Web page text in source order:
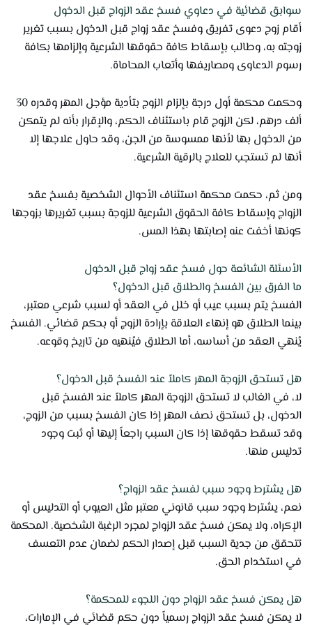
سوابق قضائية في دعاوي فسخ عقد الزواج قبل الدخول
أقام زوج دعوى تفريق وفسخ عقد زواج قبل الدخول بسبب تغرير
زوجته به، وطالب بإسقاط كافة حقوقها الشرعية وإلزامها بكافة
رسوم الدعاوى ومصاريفها وأتعاب المحاماة.
وحكمت محكمة أول درجة بإلزام الزوج بتأدية مؤجل المهر وقدره 30
ألف درهم، لكن الزوج قام باستئناف الحكم، والإقرار بأنه لم يتمكن
من الدخول بها لأنها ممسوسة من الجن، وقد حاول علاجها إلا
أنها لم تستجب للعلاج بالرقية الشرعية.
ومن ثم، حكمت محكمة استئناف الأحوال الشخصية بفسخ عقد
الزواج وإسقاط كافة الحقوق الشرعية للزوجة بسبب تغريرها بزوجها
كونها أخفت عنه إصابتها بهذا المس.
الأسئلة الشائعة حول فسخ عقد زواج قبل الدخول
ما الفرق بين الفسخ والطلاق قبل الدخول؟
الفسخ يتم بسبب عيب أو خلل في العقد أو لسبب شرعي معتبر،
بينما الطلاق هو إنهاء العلاقة بإرادة الزوج أو بحكم قضائي. الفسخ
يُنهي العقد من أساسه، أما الطلاق فيُنهيه من تاريخ وقوعه.
هل تستحق الزوجة المهر كاملاً عند الفسخ قبل الدخول؟
لا، في الغالب لا تستحق الزوجة المهر كاملاً عند الفسخ قبل
الدخول، بل تستحق نصف المهر إذا كان الفسخ بسبب من الزوج،
وقد تسقط حقوقها إذا كان السبب راجعاً إليها أو ثبت وجود
تدليس منها.
هل يشترط وجود سبب لفسخ عقد الزواج؟
نعم، يشترط وجود سبب قانوني معتبر مثل العيوب أو التدليس أو
الإكراه، ولا يمكن فسخ عقد الزواج لمجرد الرغبة الشخصية. المحكمة
تتحقق من جدية السبب قبل إصدار الحكم لضمان عدم التعسف
في استخدام الحق.
هل يمكن فسخ عقد الزواج دون اللجوء للمحكمة؟
لا يمكن فسخ عقد الزواج رسمياً دون حكم قضائي في الإمارات،